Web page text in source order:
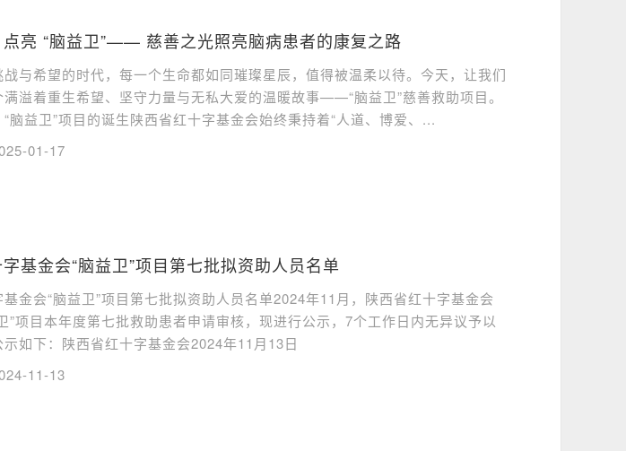
点亮 “脑益卫”—— 慈善之光照亮脑病患者的康复之路
与希望的时代，每一个生命都如同璀璨星辰，值得被温柔以待。今天，让我们
溢着重生希望、坚守力量与无私大爱的温暖故事——“脑益卫”慈善救助项目。
脑益卫”项目的诞生陕西省红十字基金会始终秉持着“人道、博爱、...
01-17
基金会“脑益卫”项目第七批拟资助人员名单
金会“脑益卫”项目第七批拟资助人员名单2024年11月，陕西省红十字基金会
”项目本年度第七批救助患者申请审核，现进行公示，7个工作日内无异议予以
如下：陕西省红十字基金会2024年11月13日
11-13